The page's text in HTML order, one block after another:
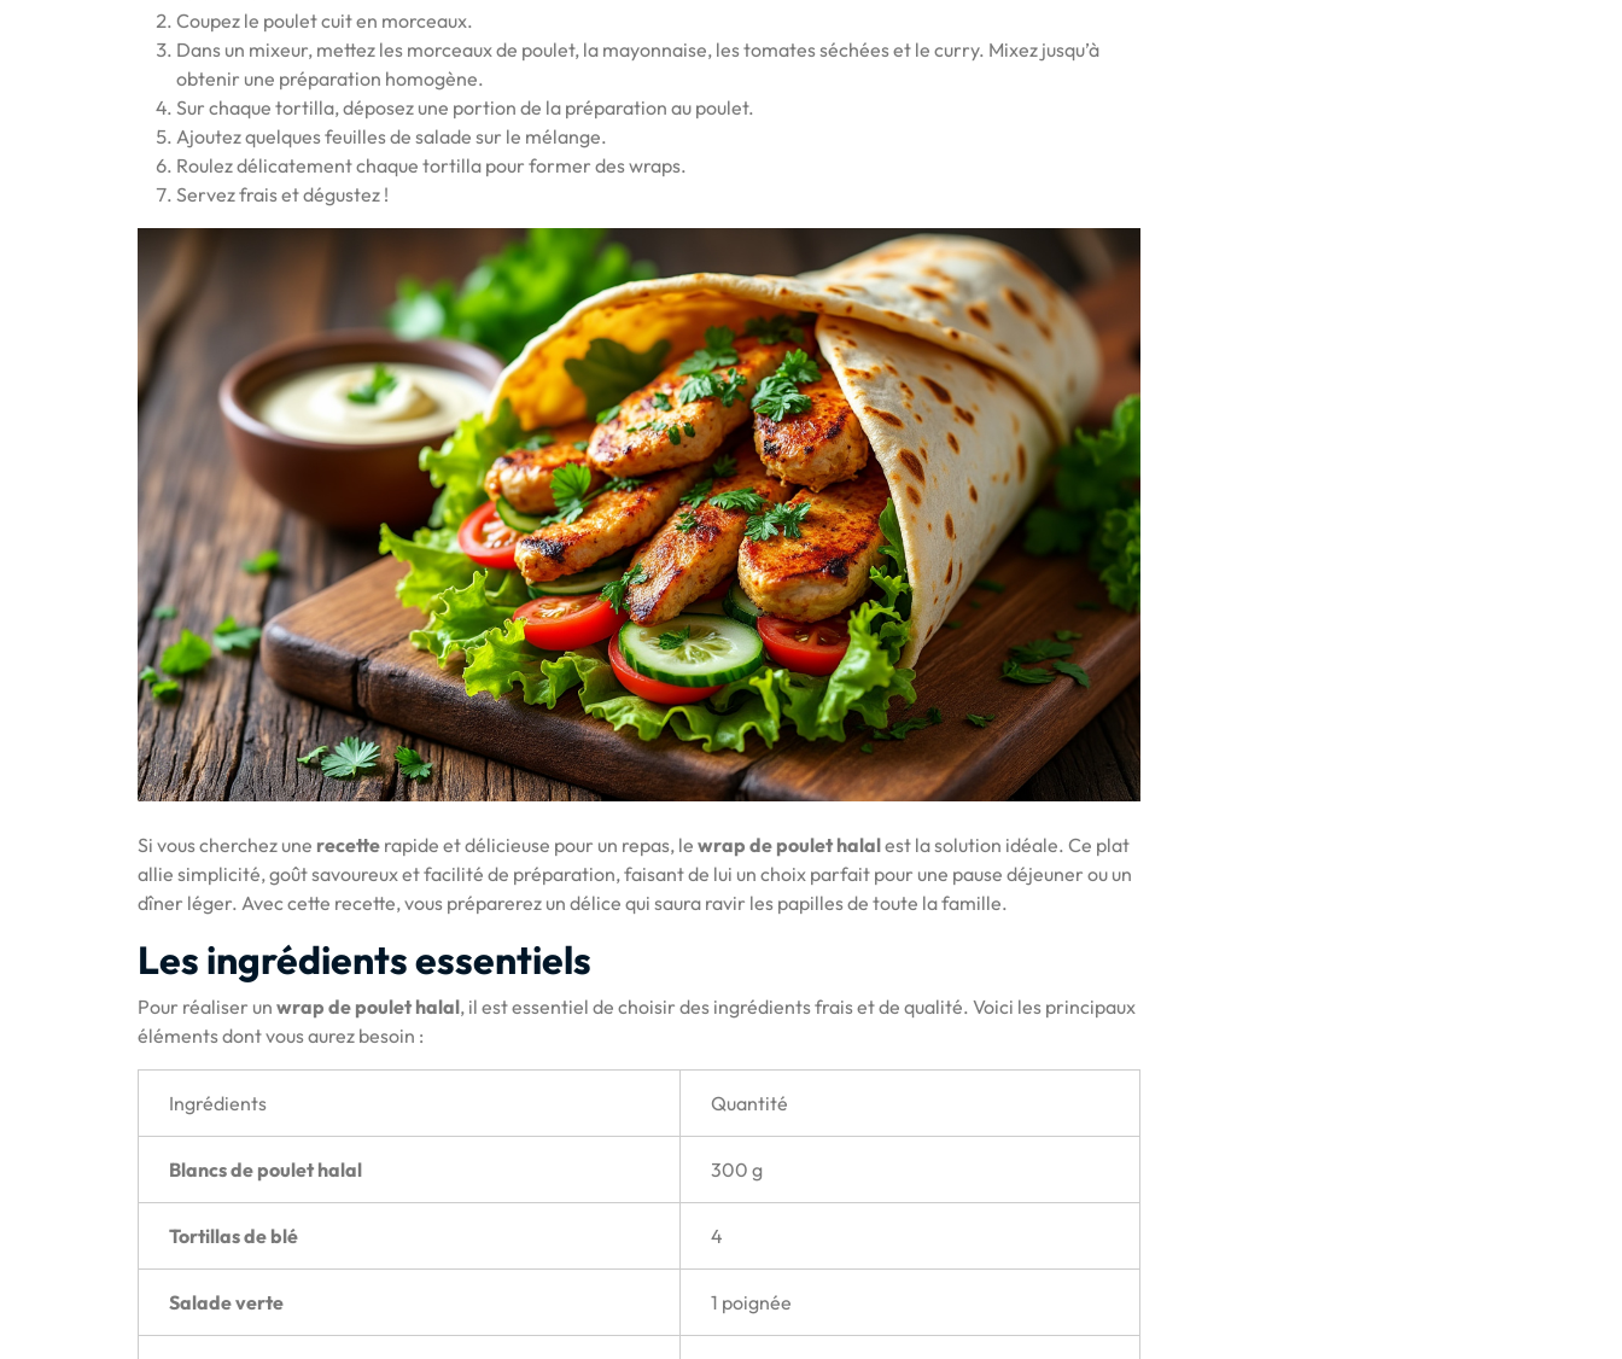
Coupez le poulet cuit en morceaux.
Dans un mixeur, mettez les morceaux de poulet, la mayonnaise, les tomates séchées et le curry. Mixez jusqu’à
obtenir une préparation homogène.
Sur chaque tortilla, déposez une portion de la préparation au poulet.
Ajoutez quelques feuilles de salade sur le mélange.
Roulez délicatement chaque tortilla pour former des wraps.
Servez frais et dégustez !
Si vous cherchez une recette rapide et délicieuse pour un repas, le wrap de poulet halalest la solution idéale. Ce plat
allie simplicité, goût savoureux et facilité de préparation, faisant de lui un choix parfait pour une pause déjeuner ou un
dîner léger. Avec cette recette, vous préparerez un délice qui saura ravir les papilles de toute la famille.
Les ingrédients essentiels
Pour réaliser un wrap de poulet halal, il est essentiel de choisir des ingrédients frais et de qualité. Voici les principaux
éléments dont vous aurez besoin :
Ingrédients Quantité
Blancs de poulet halal 300 g
Tortillas de blé 4
Salade verte 1 poignée